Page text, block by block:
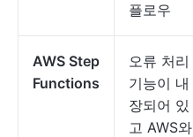
플로우
AWS Step
Functions
오류 처리
기능이 내
장되어 있
고 AWS와